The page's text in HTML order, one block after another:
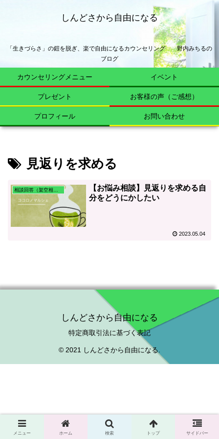
しんどさから自由になる
「生きづらさ」の鎧を脱ぎ、楽で自由になるカウンセリング 野内みちるの
ブログ
カウンセリングメニュー イベント
プレゼント お客様の声（ご感想）
プロフィール お問い合わせ
見返りを求める
【お悩み相談】見返りを求める自
分をどうにかしたい
2023.05.04
しんどさから自由になる
特定商取引法に基づく表記
© 2021 しんどさから自由になる.
メニュー ホーム 検索 トップ サイドバー